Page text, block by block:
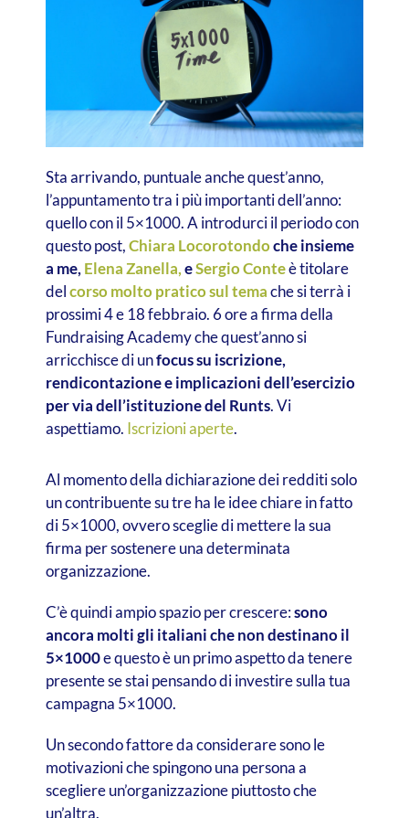
Sta arrivando, puntuale anche quest’anno,
l’appuntamento tra i più importanti dell’anno:
quello con il 5×1000. A introdurci il periodo con
questo post,Chiara Locorotondoche insieme
a me, Elena Zanella,eSergio Conteè titolare
delcorso molto pratico sul temache si terrà i
prossimi 4 e 18 febbraio. 6 ore a firma della
Fundraising Academy che quest’anno si
arricchisce di unfocus su iscrizione,
rendicontazione e implicazioni dell’esercizio
per via dell’istituzione del Runts. Vi
aspettiamo. Iscrizioni aperte.
Al momento della dichiarazione dei redditi solo
un contribuente su tre ha le idee chiare in fatto
di 5×1000, ovvero sceglie di mettere la sua
firma per sostenere una determinata
organizzazione.
C’è quindi ampio spazio per crescere:sono
ancora molti gli italiani che non destinano il
5×1000e questo è un primo aspetto da tenere
presente se stai pensando di investire sulla tua
campagna 5×1000.
Un secondo fattore da considerare sono le
motivazioni che spingono una persona a
scegliere un’organizzazione piuttosto che
un’altra.